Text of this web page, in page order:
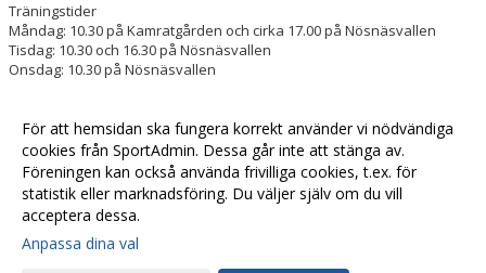
Träningstider
Måndag: 10.30 på Kamratgården och cirka 17.00 på Nösnäsvallen
Tisdag: 10.30 och 16.30 på Nösnäsvallen
Onsdag: 10.30 på Nösnäsvallen
träningsschema hittar du på vår hemsida.
Fler nyheter >>
För att hemsidan ska fungera korrekt använder vi nödvändiga
cookies från SportAdmin. Dessa går inte att stänga av.
Föreningen kan också använda frivilliga cookies, t.ex. för
statistik eller marknadsföring. Du väljer själv om du vill
acceptera dessa.
Anpassa dina val